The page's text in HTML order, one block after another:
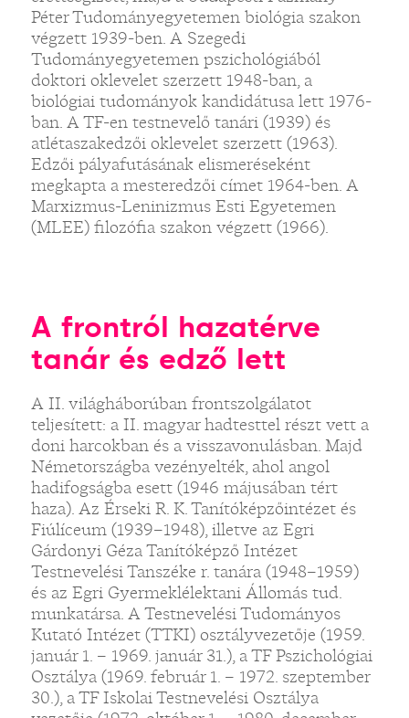
Péter Tudományegyetemen biológia szakon
végzett 1939-ben. A Szegedi
Tudományegyetemen pszichológiából
doktori oklevelet szerzett 1948-ban, a
biológiai tudományok kandidátusa lett 1976-
ban. A TF-en testnevelő tanári (1939) és
atlétaszakedzői oklevelet szerzett (1963).
Edzői pályafutásának elismeréseként
megkapta a mesteredzői címet 1964-ben. A
Marxizmus-Leninizmus Esti Egyetemen
(MLEE) filozófia szakon végzett (1966).
A frontról hazatérve
tanár és edző lett
A II. világháborúban frontszolgálatot
teljesített: a II. magyar hadtesttel részt vett a
doni harcokban és a visszavonulásban. Majd
Németországba vezényelték, ahol angol
hadifogságba esett (1946 májusában tért
haza). Az Érseki R. K. Tanítóképzőintézet és
Fiúlíceum (1939–1948), illetve az Egri
Gárdonyi Géza Tanítóképző Intézet
Testnevelési Tanszéke r. tanára (1948–1959)
és az Egri Gyermeklélektani Állomás tud.
munkatársa. A Testnevelési Tudományos
Kutató Intézet (TTKI) osztályvezetője (1959.
január 1. – 1969. január 31.), a TF Pszichológiai
Osztálya (1969. február 1. – 1972. szeptember
30.), a TF Iskolai Testnevelési Osztálya